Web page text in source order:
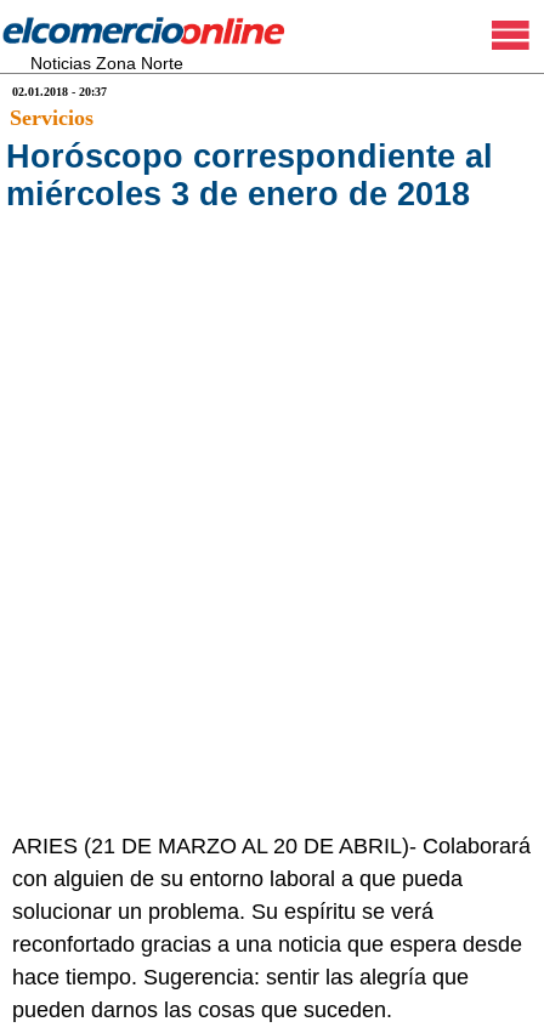
Noticias Zona Norte
02.01.2018 - 20:37
Servicios
Horóscopo correspondiente al
miércoles 3 de enero de 2018
ARIES (21 DE MARZO AL 20 DE ABRIL)- Colaborará
con alguien de su entorno laboral a que pueda
solucionar un problema. Su espíritu se verá
reconfortado gracias a una noticia que espera desde
hace tiempo. Sugerencia: sentir las alegría que
pueden darnos las cosas que suceden.